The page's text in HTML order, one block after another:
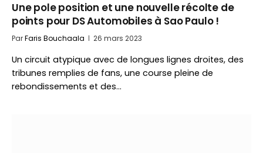
Une pole position et une nouvelle récolte de
points pour DS Automobiles à Sao Paulo !
ParFaris Bouchaala 26 mars 2023
Un circuit atypique avec de longues lignes droites, des
tribunes remplies de fans, une course pleine de
rebondissements et des…